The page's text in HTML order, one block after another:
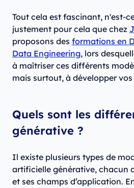
Tout cela est fascinant, n'est-
justement pour cela que chez
proposons des formations en
Data Engineering, lors
à maîtriser ces différents
mais surtout, à développer
Quels sont les
générative ?
Il existe plusieurs types de
artificielle générative, chacun
et ses champs d’application.